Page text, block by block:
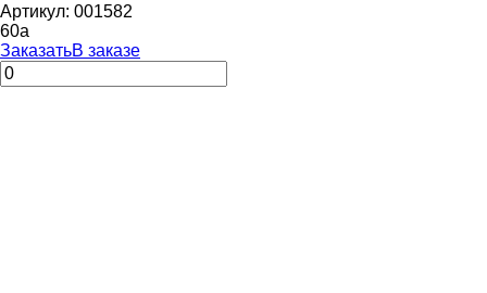
Артикул: 001582
60a
ЗаказатьВ заказе